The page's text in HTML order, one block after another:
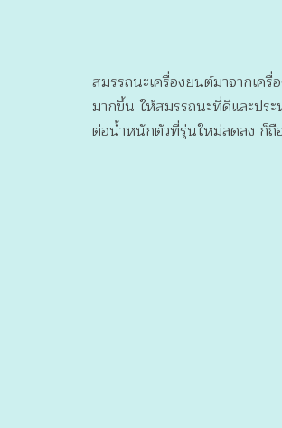
สมรรถนะเครื่องยนต์มาจากเค
มากขึ้น ให้สมรรถนะที่ดีและประ
ต่อน้ำหนักตัวที่รุ่นใหม่ลดลง ก็ถือ